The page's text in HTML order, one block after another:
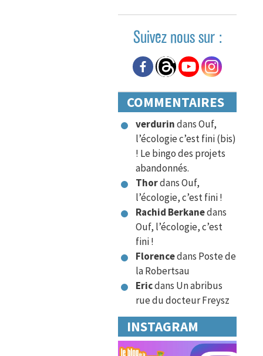
Suivez nous sur :
COMMENTAIRES
verdurindansOuf,
l’écologie c’est fini (bis)
! Le bingo des projets
abandonnés.
ThordansOuf,
l’écologie, c’est fini !
Rachid Berkanedans
Ouf, l’écologie, c’est
fini !
Florencedans Poste de
la Robertsau
Ericdans Un abribus
rue du docteur Freysz
INSTAGRAM